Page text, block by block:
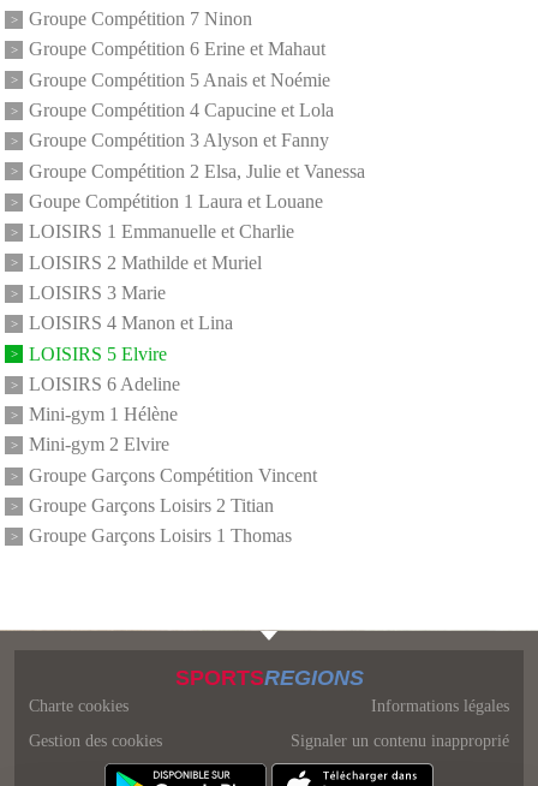
Groupe Compétition 7 Ninon
Groupe Compétition 6 Erine et Mahaut
Groupe Compétition 5 Anais et Noémie
Groupe Compétition 4 Capucine et Lola
Groupe Compétition 3 Alyson et Fanny
Groupe Compétition 2 Elsa, Julie et Vanessa
Goupe Compétition 1 Laura et Louane
LOISIRS 1 Emmanuelle et Charlie
LOISIRS 2 Mathilde et Muriel
LOISIRS 3 Marie
LOISIRS 4 Manon et Lina
LOISIRS 5 Elvire
LOISIRS 6 Adeline
Mini-gym 1 Hélène
Mini-gym 2 Elvire
Groupe Garçons Compétition Vincent
Groupe Garçons Loisirs 2 Titian
Groupe Garçons Loisirs 1 Thomas
SPORTSREGIONS
Charte cookies
Gestion des cookies
Informations légales
Signaler un contenu inapproprié